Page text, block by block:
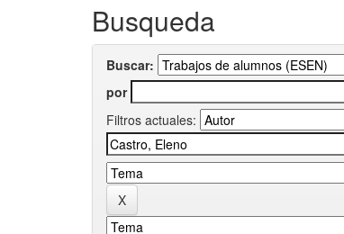
Busqueda
Buscar:
por
Filtros actuales: